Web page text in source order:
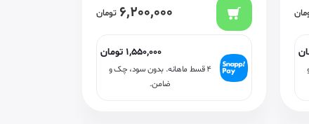
6,200,000 تومان
1,550,000 تومان
۴ قسط ماهانه. بدون سود، چک و
ضامن.